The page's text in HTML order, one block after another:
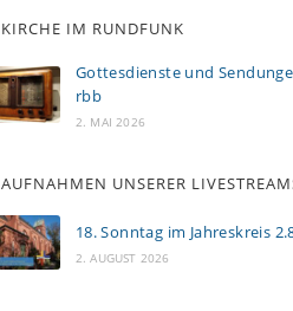
KIRCHE IM RUNDFUNK
Gottesdienste und
rbb
2. MAI 2026
AUFNAHMEN UNSERER
18. Sonntag im Jahreskreis
2. AUGUST 2026